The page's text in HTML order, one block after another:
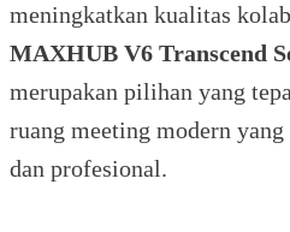
meningkatkan kualitas
MAXHUB V6 Transcend
merupakan pilihan yang
ruang meeting modern
dan profesional.